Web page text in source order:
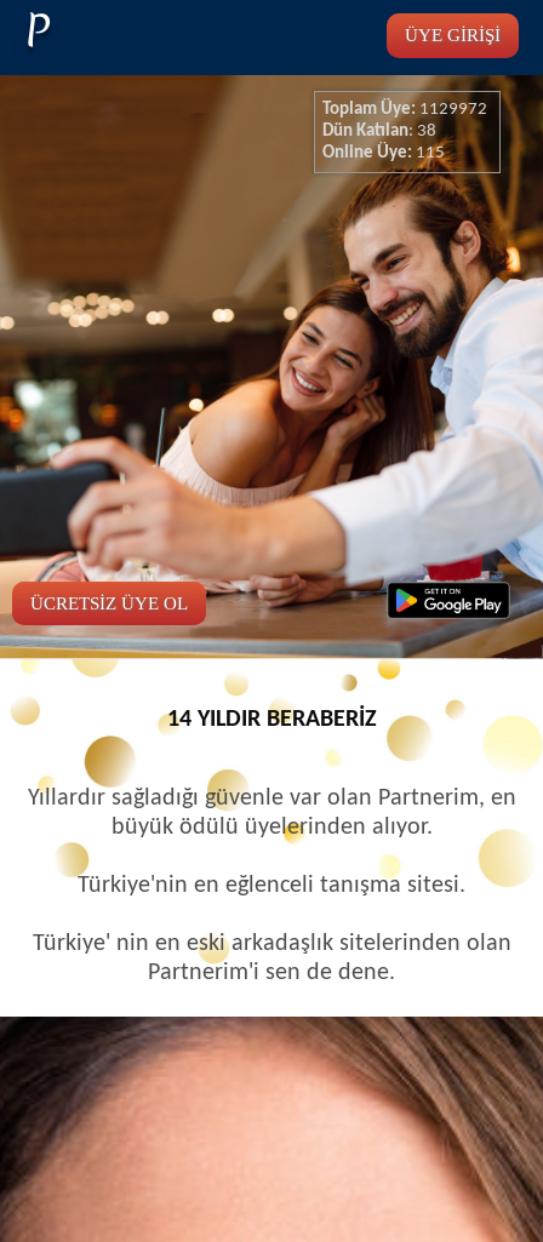
P ÜYE GİRİŞİ
Toplam Üye: 1129972
Dün Katılan: 38
Online Üye: 115
ÜCRETSİZ ÜYE OL
14 YILDIR BERABERİZ
Yıllardır sağladığı güvenle var olan Partnerim, en
büyük ödülü üyelerinden alıyor.
Türkiye'nin en eğlenceli tanışma sitesi.
Türkiye' nin en eski arkadaşlık sitelerinden olan
Partnerim'i sen de dene.
Aradığın arkadaş belki de burada...